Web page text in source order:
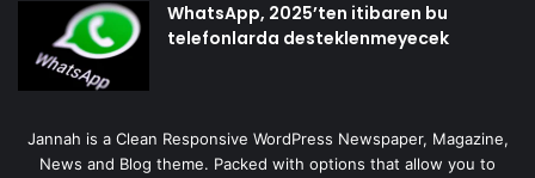
WhatsApp, 2025’ten itibaren bu
telefonlarda desteklenmeyecek
Jannah is a Clean Responsive WordPress Newspaper, Magazine,
News and Blog theme. Packed with options that allow you to